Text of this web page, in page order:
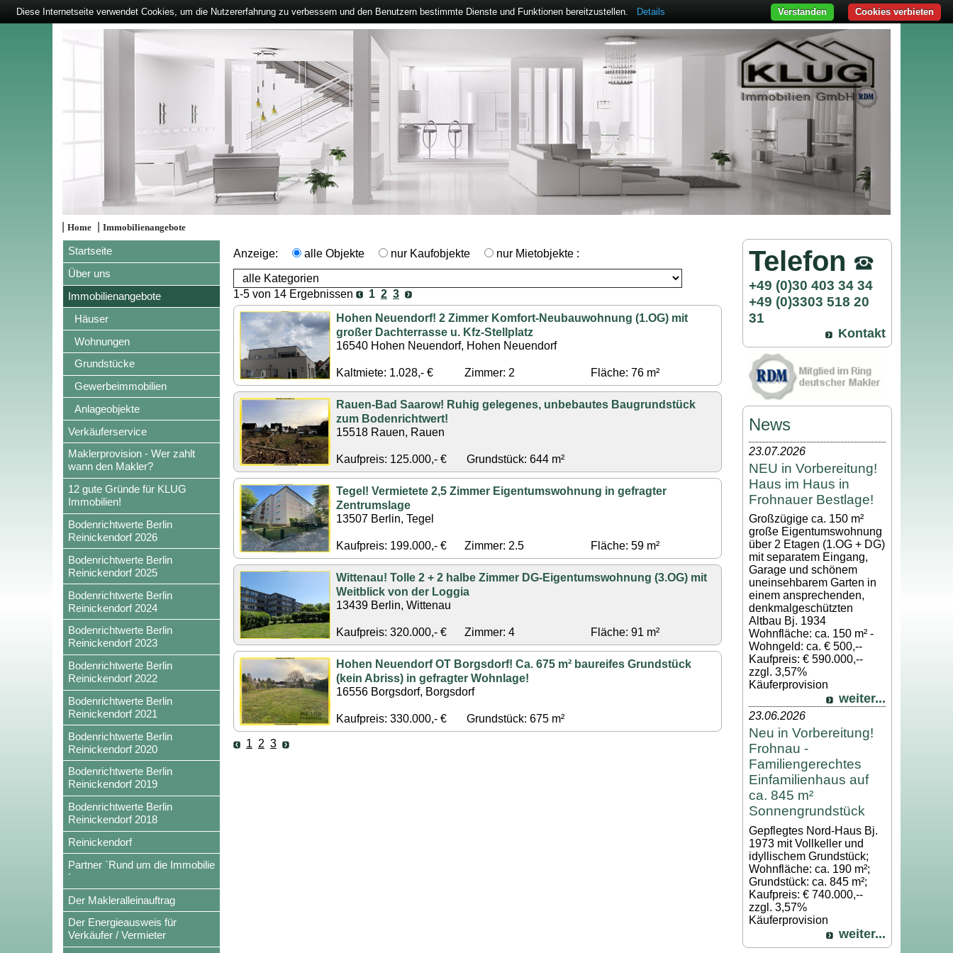
|Home |Immobilienangebote
Startseite
Über uns
Immobilienangebote
Häuser
Wohnungen
Grundstücke
Gewerbeimmobilien
Anlageobjekte
Verkäuferservice
Maklerprovision - Wer zahlt
wann den Makler?
12 gute Gründe für KLUG
Immobilien!
Bodenrichtwerte Berlin
Reinickendorf 2026
Bodenrichtwerte Berlin
Reinickendorf 2025
Bodenrichtwerte Berlin
Reinickendorf 2024
Bodenrichtwerte Berlin
Reinickendorf 2023
Bodenrichtwerte Berlin
Reinickendorf 2022
Bodenrichtwerte Berlin
Reinickendorf 2021
Bodenrichtwerte Berlin
Reinickendorf 2020
Bodenrichtwerte Berlin
Reinickendorf 2019
Bodenrichtwerte Berlin
Reinickendorf 2018
Reinickendorf
Partner `Rund um die Immobilie
´
Der Makleralleinauftrag
Der Energieausweis für
Verkäufer / Vermieter
Anzeige: alle Objekte nur Kaufobjekte nur Mietobjekte :
1-5 von 14 Ergebnissen 1 2 3
Hohen Neuendorf! 2 Zimmer Komfort-Neubauwohnung (1.OG) mit
großer Dachterrasse u. Kfz-Stellplatz
16540 Hohen Neuendorf, Hohen Neuendorf
Kaltmiete: 1.028,- € Zimmer: 2 Fläche: 76 m²
Rauen-Bad Saarow! Ruhig gelegenes, unbebautes Baugrundstück
zum Bodenrichtwert!
15518 Rauen, Rauen
Kaufpreis: 125.000,- € Grundstück: 644 m²
Tegel! Vermietete 2,5 Zimmer Eigentumswohnung in gefragter
Zentrumslage
13507 Berlin, Tegel
Kaufpreis: 199.000,- € Zimmer: 2.5 Fläche: 59 m²
Wittenau! Tolle 2 + 2 halbe Zimmer DG-Eigentumswohnung (3.OG) mit
Weitblick von der Loggia
13439 Berlin, Wittenau
Kaufpreis: 320.000,- € Zimmer: 4 Fläche: 91 m²
Hohen Neuendorf OT Borgsdorf! Ca. 675 m² baureifes Grundstück
(kein Abriss) in gefragter Wohnlage!
16556 Borgsdorf, Borgsdorf
Kaufpreis: 330.000,- € Grundstück: 675 m²
1 2 3
Telefon
+49 (0)30 403 34 34
+49 (0)3303 518 20
31
Kontakt
News
23.07.2026
NEU in Vorbereitung!
Haus im Haus in
Frohnauer Bestlage!
Großzügige ca. 150 m²
große Eigentumswohnung
über 2 Etagen (1.OG + DG)
mit separatem Eingang,
Garage und schönem
uneinsehbarem Garten in
einem ansprechenden,
denkmalgeschützten
Altbau Bj. 1934
Wohnfläche: ca. 150 m² -
Wohngeld: ca. € 500,--
Kaufpreis: € 590.000,--
zzgl. 3,57%
Käuferprovision
weiter...
23.06.2026
Neu in Vorbereitung!
Frohnau -
Familiengerechtes
Einfamilienhaus auf
ca. 845 m²
Sonnengrundstück
Gepflegtes Nord-Haus Bj.
1973 mit Vollkeller und
idyllischem Grundstück;
Wohnfläche: ca. 190 m²;
Grundstück: ca. 845 m²;
Kaufpreis: € 740.000,--
zzgl. 3,57%
Käuferprovision
weiter...
Diese Internetseite verwendet Cookies, um die Nutzererfahrung zu verbessern und den Benutzern bestimmte Dienste und Funktionen bereitzustellen. Details Cookies verbieten
Verstanden